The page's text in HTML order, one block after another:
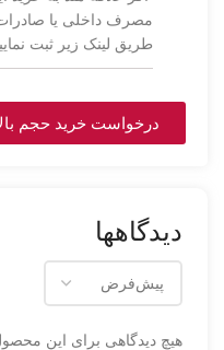
مصرف داخلی یا
طریق لینک زیر ثبت
درخواست خرید حجم
دیدگاهها
هیچ دیدگاهی برای این